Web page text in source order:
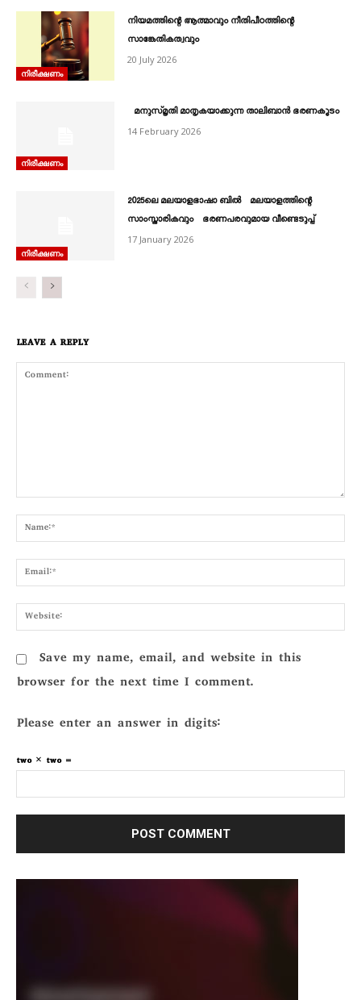
നിരീക്ഷണം
നിയമത്തിന്റെ ആത്മാവും നീതിപീഠത്തിന്റെ
സാങ്കേതികത്വവും
20 July 2026
നിരീക്ഷണം
മനുസ്മൃതി മാതൃകയാക്കുന്ന താലിബാന്‍ ഭരണകൂടം
14 February 2026
നിരീക്ഷണം
2025ലെ മലയാളഭാഷാ ബിൽ മലയാളത്തിന്റെ
സാംസ്കാരികവും ഭരണപരവുമായ വീണ്ടെടുപ്പ്
17 January 2026
LEAVE A REPLY
Save my name, email, and website in this
browser for the next time I comment.
Please enter an answer in digits:
two × two =